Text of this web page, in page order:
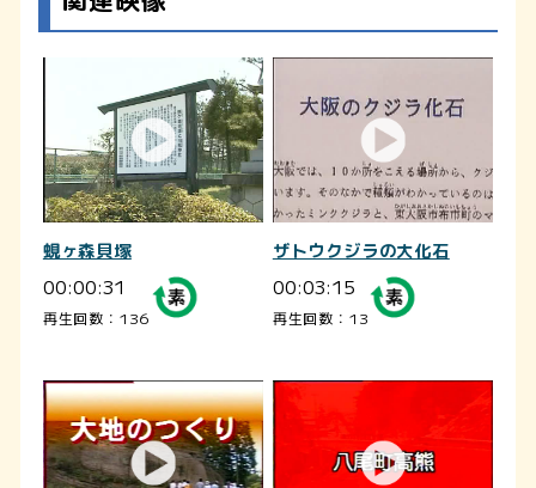
蜆ヶ森貝塚
00:00:31
再生回数：136
ザトウクジラの大化石
00:03:15
再生回数：13